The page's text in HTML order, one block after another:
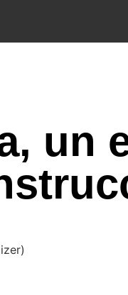
un